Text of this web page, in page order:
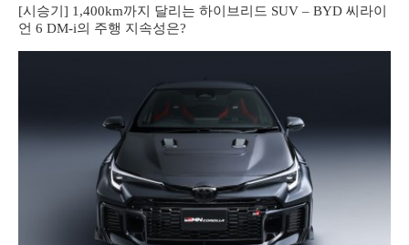
[시승기] 1,400km까지 달리는 하이브리드 SUV – BYD 씨라이
언 6 DM-i의 주행 지속성은?